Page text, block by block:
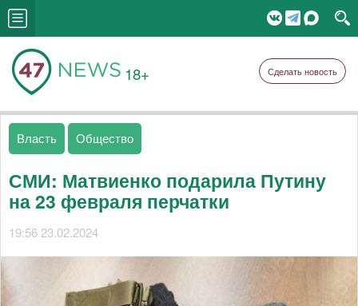
18+ Сделать новость
Власть Общество
СМИ: Матвиенко подарила Путину
на 23 февраля перчатки
19:56 23.02.2024